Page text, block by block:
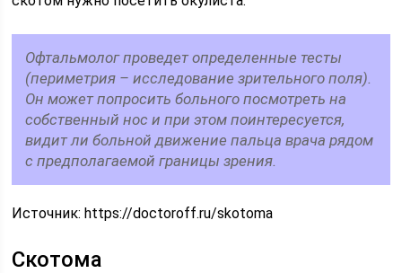
Офтальмолог проведет определенные тесты
(периметрия – исследование зрительного поля).
Он может попросить больного посмотреть на
собственный нос и при этом поинтересуется,
видит ли больной движение пальца врача рядом
с предполагаемой границы зрения.
Источник:https://doctoroff.ru/skotoma
Скотома